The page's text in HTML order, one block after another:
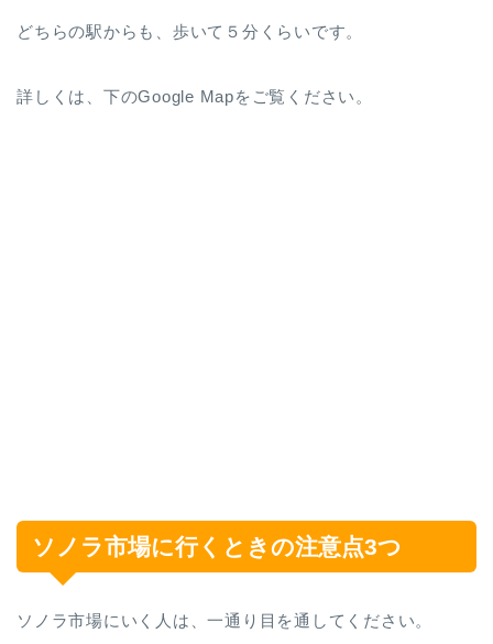
どちらの駅からも、歩いて５分くらいです。
詳しくは、下のGoogle Mapをご覧ください。
ソノラ市場に行くときの注意点3つ
ソノラ市場にいく人は、一通り目を通してください。